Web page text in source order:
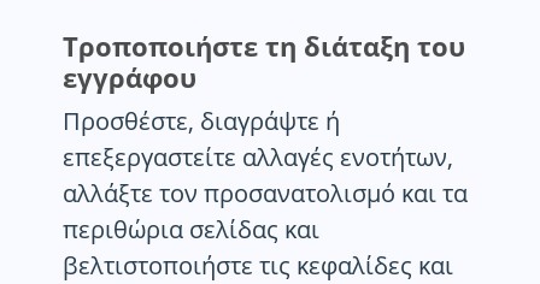
Τροποποιήστε τη διάταξη του
εγγράφου
Προσθέστε, διαγράψτε ή
επεξεργαστείτε αλλαγές ενοτήτων,
αλλάξτε τον προσανατολισμό και τα
περιθώρια σελίδας και
βελτιστοποιήστε τις κεφαλίδες και